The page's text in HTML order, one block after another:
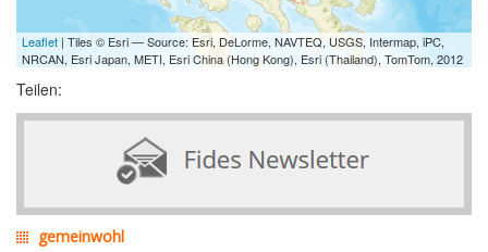
Leaflet | Tiles © Esri — Source: Esri, DeLorme, NAVTEQ, USGS, Intermap, iPC,
NRCAN, Esri Japan, METI, Esri China (Hong Kong), Esri (Thailand), TomTom, 2012
Teilen:
gemeinwohl